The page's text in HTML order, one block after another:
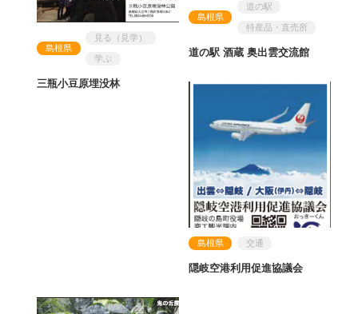
島根県
見る（見学）
学ぶ
三瓶小豆原埋没林
島根県
道の駅
特産品・直売所
道の駅 酒蔵 奥出雲交流館
島根県 交通
隠岐空港利用促進協議会